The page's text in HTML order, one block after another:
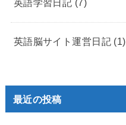
英語学習日記 (7)
英語脳サイト運営日記 (1)
最近の投稿